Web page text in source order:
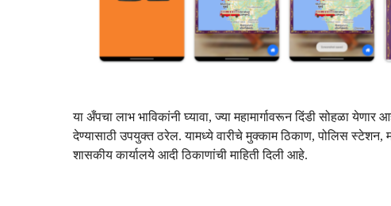
या अँपचा लाभ भाविकांनी घ्यावा, ज्या महामार्गावरून दिंडी सोहळा येणार
देण्यासाठी उपयुक्त ठरेल. यामध्ये वारीचे मुक्काम ठिकाण, पोलिस
शासकीय कार्यालये आदी ठिकाणांची माहिती दिली आहे.